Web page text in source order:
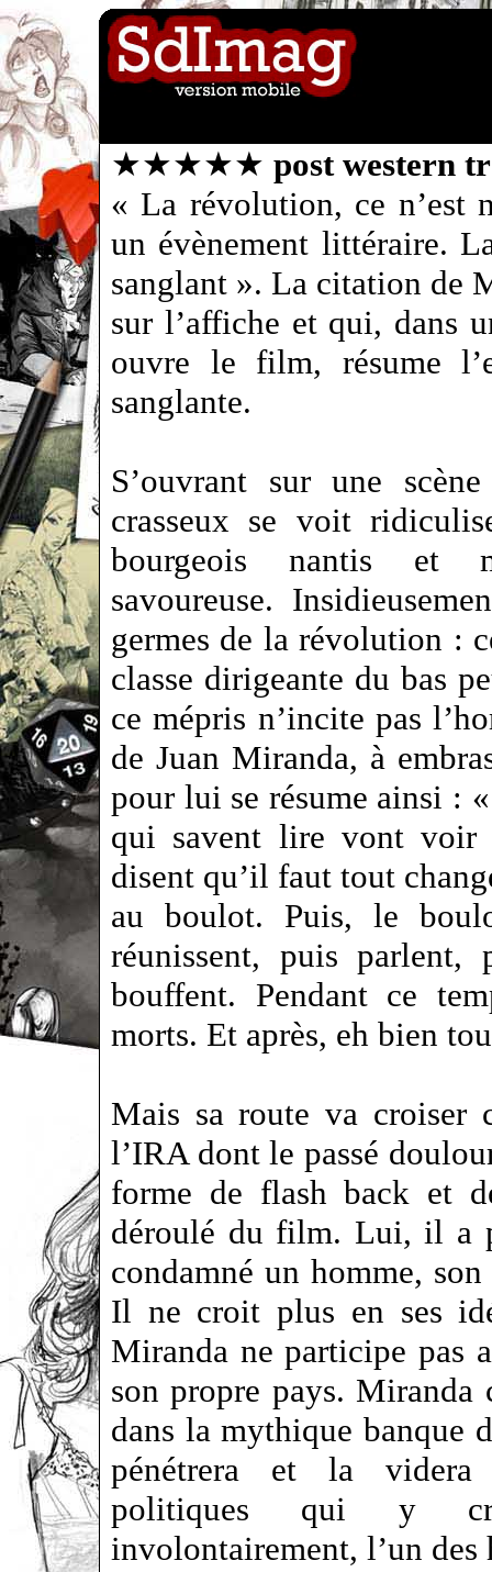
★★★★★ post western
« La révolution, ce n’est
un évènement littéraire.
sanglant ». La citation de
sur l’affiche et qui, dans
ouvre le film, résume
sanglante.
S’ouvrant sur une
crasseux se voit
bourgeois nantis et
savoureuse.
germes de la révolution :
classe dirigeante du bas
ce mépris n’incite pas
de Juan Miranda, à
pour lui se résume ainsi :
qui savent lire vont voir
disent qu’il faut tout
au boulot. Puis, le
réunissent, puis
bouffent. Pendant ce
morts. Et après, eh bien
Mais sa route va croiser
l’IRA dont le passé
forme de flash back et
déroulé du film. Lui, il a
condamné un homme,
Il ne croit plus en ses
Miranda ne participe pas
son propre pays.
dans la mythique banque
pénétrera et la videra
politiques qui y
involontairement, l’un